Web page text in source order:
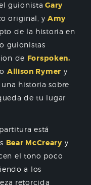
guionista Gary
original, y Amy
de la historia en
guionistas
de Forspoken,
Allison Rymer y
historia sobre
de tu lugar
está
Bear McCreary y
el tono poco
a los
retorcida